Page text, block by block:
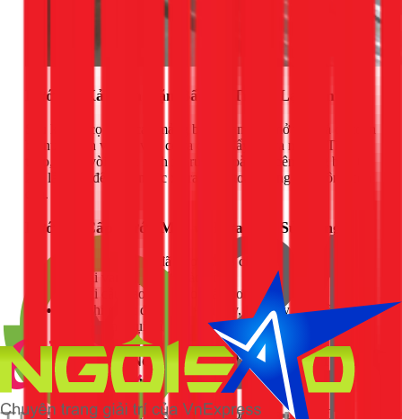
Bước 4: Xả Sạch Cặn Bẩn và Tráng Lại Bồn
Sau khi đã cọ sạch các mảng bám, bạn hãy mở van xả để toàn
bộ nước bẩn và cặn vừa cọ ra được đẩy hết ra ngoài. Tiếp
theo, dùng vòi nước sạch xịt rửa lại toàn bộ bên trong bồn từ
2-3 lần cho đến khi nước xả ra hoàn toàn trong và không còn
cặn.
Bước 5: Cấp Nước Mới và Đưa Vào Sử Dụng
Đảm bảo van xả đã được khóa chặt.
Mở lại van cấp nước vào bồn.
Bật lại cầu dao điện cho máy bơm hoạt động.
Sau khi nước đã được bơm đầy, hãy đậy nắp bồn thật
kỹ để tránh bụi bẩn và côn trùng xâm nhập.
Khi Nào Bạn Nên Gọi Thợ Vệ Sinh Bồn Nước
Chuyên Nghiệp?
Việc tự vệ sinh bồn nước tại nhà là hoàn toàn có thể. Tuy